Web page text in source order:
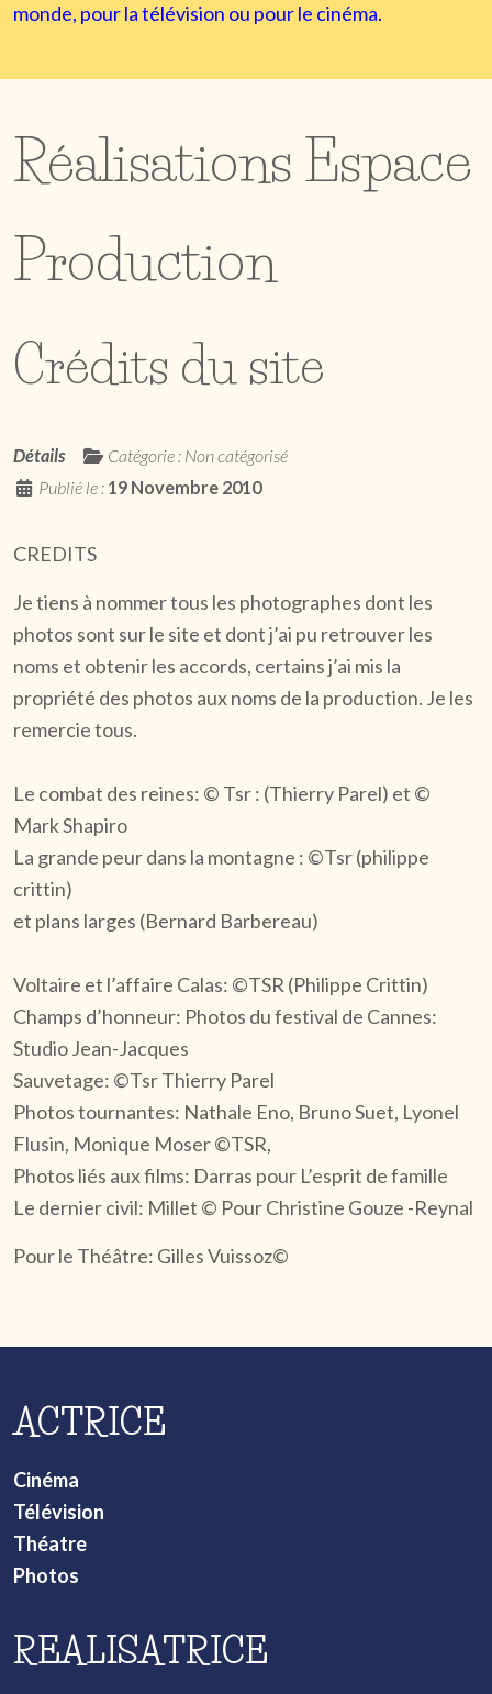
monde, pour la télévision ou pour le cinéma.
Réalisations Espace
Production
Crédits du site
Détails Catégorie : Non catégorisé
Publié le : 19 Novembre 2010
CREDITS
Je tiens à nommer tous les photographes dont les
photos sont sur le site et dont j’ai pu retrouver les
noms et obtenir les accords, certains j’ai mis la
propriété des photos aux noms de la production. Je les
remercie tous.
Le combat des reines: © Tsr : (Thierry Parel) et ©
Mark Shapiro
La grande peur dans la montagne : ©Tsr (philippe
crittin)
et plans larges (Bernard Barbereau)
Voltaire et l’affaire Calas: ©TSR (Philippe Crittin)
Champs d’honneur: Photos du festival de Cannes:
Studio Jean-Jacques
Sauvetage: ©Tsr Thierry Parel
Photos tournantes: Nathale Eno, Bruno Suet, Lyonel
Flusin, Monique Moser ©TSR,
Photos liés aux films: Darras pour L’esprit de famille
Le dernier civil: Millet © Pour Christine Gouze -Reynal
Pour le Théâtre: Gilles Vuissoz©
ACTRICE
Cinéma
Télévision
Théatre
Photos
REALISATRICE